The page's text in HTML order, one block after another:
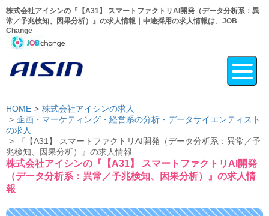
株式会社アイシンの『【A31】 スマートファクトリAI開発（データ分析系：異
常／予兆検知、因果分析）』の求人情報｜中途採用の求人情報は、JOB
Change
HOME
株式会社アイシンの求人
企画・マーケティング・経営系の分析・データサイエンティスト
の求人
『【A31】 スマートファクトリAI開発（データ分析系：異常／予
兆検知、因果分析）』の求人情報
株式会社アイシンの『【A31】 スマートファクトリAI開発
（データ分析系：異常／予兆検知、因果分析）』の求人情
報